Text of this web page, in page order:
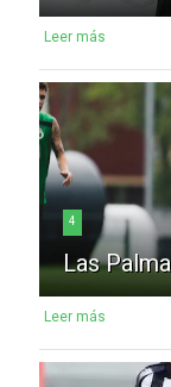
Leer más
4
Las
Leer más